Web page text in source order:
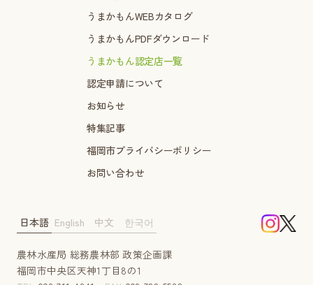
うまかもんWEBカタログ
うまかもんPDFダウンロード
うまかもん認定店一覧
認定申請について
お知らせ
特集記事
福岡市プライバシーポリシー
お問い合わせ
農林水産局 総務農林部 政策企画課
福岡市中央区天神1丁目8の1
日本語 English 中文 한국어